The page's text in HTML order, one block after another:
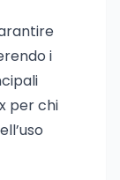
i
per chi